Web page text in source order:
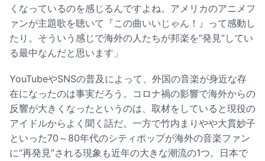
くなっているのを感じるんですよね。アメリカのアニメフ
ァンが主題歌を聴いて『この曲いいじゃん！』って感動し
たり。そういう感じで海外の人たちが邦楽を“発見”してい
る最中なんだと思います」
YouTubeやSNSの普及によって、外国の音楽が身近な存
在になったのは事実だろう。コロナ禍の影響で海外からの
反響が大きくなったというのは、取材をしていると現役の
アイドルからよく聞く話だ。一方で竹内まりやや大貫妙子
といった70～80年代のシティポップが海外の音楽ファン
に“再発見”される現象も近年の大きな潮流の1つ。日本で